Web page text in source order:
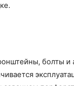
болты и